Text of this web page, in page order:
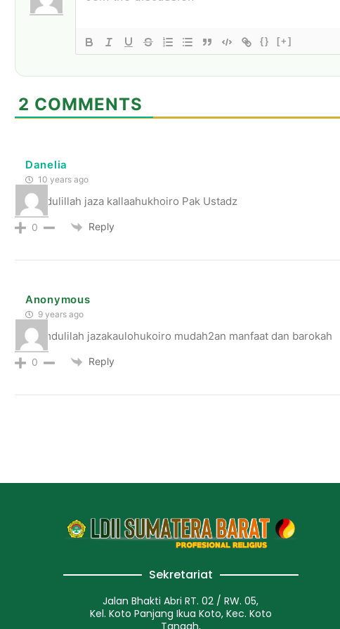
{} [+]
2 COMMENTS
Danelia
10 years ago
Alhamdulillah jaza kallaahukhoiro Pak Ustadz
0 Reply
Anonymous
9 years ago
Alkhamdulilah jazakaulohukoiro mudah2an manfaat dan barokah
0 Reply
Sekretariat
Jalan Bhakti Abri RT. 02 / RW. 05,
Kel. Koto Panjang Ikua Koto, Kec. Koto
Tangah,